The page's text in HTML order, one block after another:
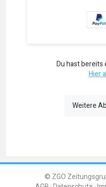
Du hast bereits
Hier
Weitere
© ZGO